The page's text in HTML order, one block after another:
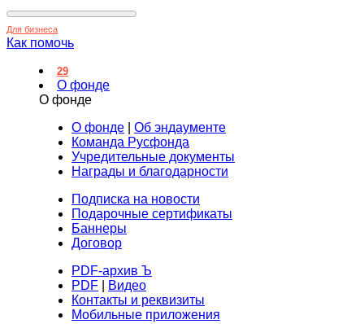
Для бизнеса
Как помочь
29
О фонде
О фонде
О фонде
Об эндаументе
Команда Русфонда
Учредительные документы
Награды и благодарности
Подписка на новости
Подарочные сертификаты
Баннеры
Договор
PDF-архив Ъ
PDF
Видео
Контакты и реквизиты
Мобильные приложения